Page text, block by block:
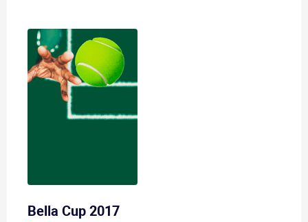
Bella Cup 2017